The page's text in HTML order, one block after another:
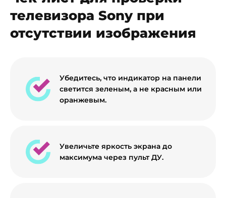
телевизора Sony при
отсутствии изображения
Убедитесь, что индикатор на панели
светится зеленым, а не красным или
оранжевым.
Увеличьте яркость экрана до
максимума через пульт ДУ.